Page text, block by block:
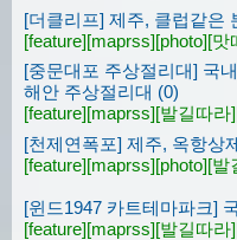
[더클리프] 제주, 클럽같은
[feature][maprss][photo][맛
[중문대포 주상절리대] 국
해안 주상절리대 (0)
[feature][maprss][발길따라]
[천제연폭포] 제주, 옥항상
[feature][maprss][photo][발
[윈드1947 카트테마파크]
[feature][maprss][발길따라]